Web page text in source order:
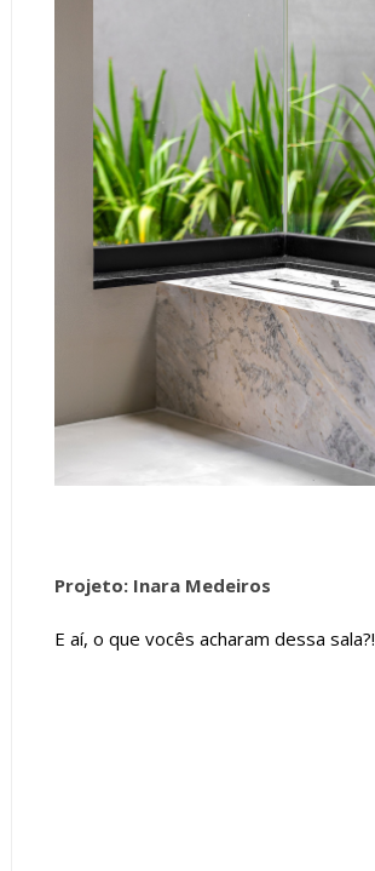
Projeto: Inara Medeiros
E aí, o que vocês acharam dessa sala?!